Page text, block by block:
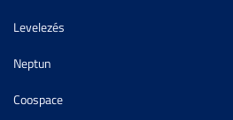
Levelezés
Neptun
Coospace